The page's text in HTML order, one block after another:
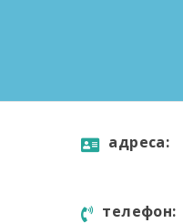
aдресa:
телефон: